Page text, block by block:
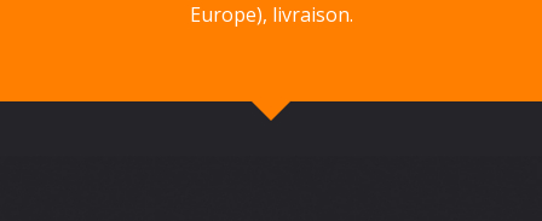
Europe), livraison.